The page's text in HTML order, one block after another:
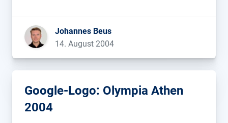
Johannes Beus
14. August 2004
Google-Logo: Olympia Athen
2004